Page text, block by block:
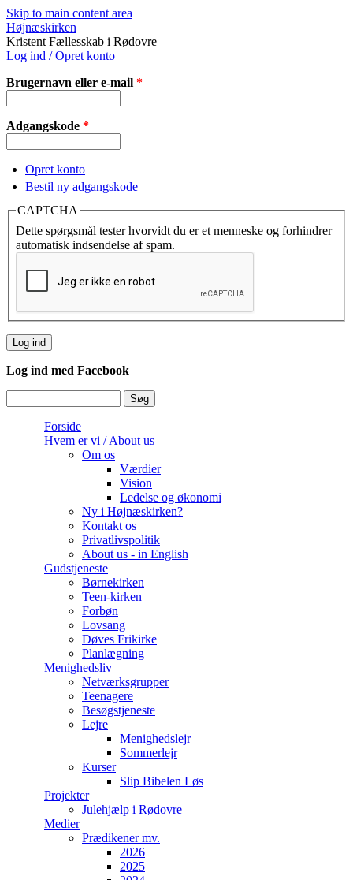
Skip to main content area
Højnæskirken
Kristent Fællesskab i Rødovre
Log ind / Opret konto
Brugernavn eller e-mail *
Adgangskode *
Opret konto
Bestil ny adgangskode
CAPTCHA
Dette spørgsmål tester hvorvidt du er et menneske og forhindrer
automatisk indsendelse af spam.
Log ind med Facebook
Forside
Hvem er vi / About us
Om os
Værdier
Vision
Ledelse og økonomi
Ny i Højnæskirken?
Kontakt os
Privatlivspolitik
About us - in English
Gudstjeneste
Børnekirken
Teen-kirken
Forbøn
Lovsang
Døves Frikirke
Planlægning
Menighedsliv
Netværksgrupper
Teenagere
Besøgstjeneste
Lejre
Menighedslejr
Sommerlejr
Kurser
Slip Bibelen Løs
Projekter
Julehjælp i Rødovre
Medier
Prædikener mv.
2026
2025